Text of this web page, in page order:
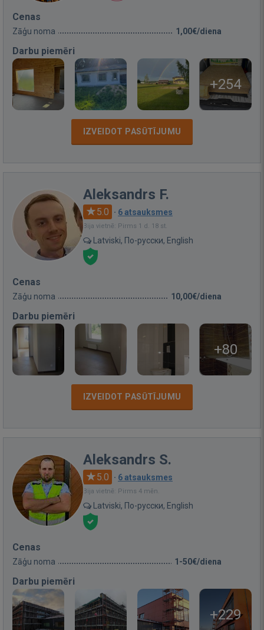
Cenas
Zāģu noma 1,00€/diena
Darbu piemēri
+254
IZVEIDOT PASŪTĪJUMU
Aleksandrs F.
5.0 · 6 atsauksmes
Bija vietnē: Pirms 1 d. 18 st.
Latviski, По-русски, English
Cenas
Zāģu noma 10,00€/diena
Darbu piemēri
+80
IZVEIDOT PASŪTĪJUMU
Aleksandrs S.
5.0 · 6 atsauksmes
Bija vietnē: Pirms 4 mēn.
Latviski, По-русски, English
Cenas
Zāģu noma 1-50€/diena
Darbu piemēri
+229